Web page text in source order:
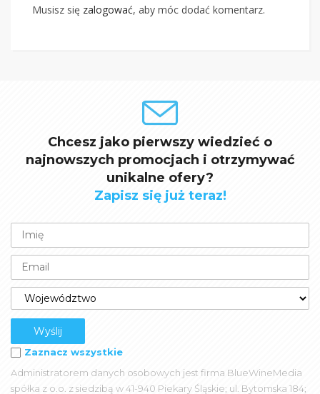
Musisz się zalogować, aby móc dodać komentarz.
Chcesz jako pierwszy wiedzieć o
najnowszych promocjach i otrzymywać
unikalne ofery?
Zapisz się już teraz!
Zaznacz wszystkie
Administratorem danych osobowych jest firma BlueWineMedia
spółka z o.o. z siedzibą w 41-940 Piekary Śląskie; ul. Bytomska 184;